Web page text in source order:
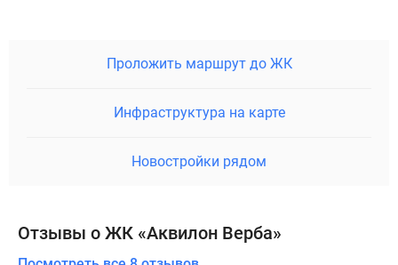
Проложить маршрут до ЖК
Инфраструктура на карте
Новостройки рядом
Отзывы о ЖК «Аквилон Верба»